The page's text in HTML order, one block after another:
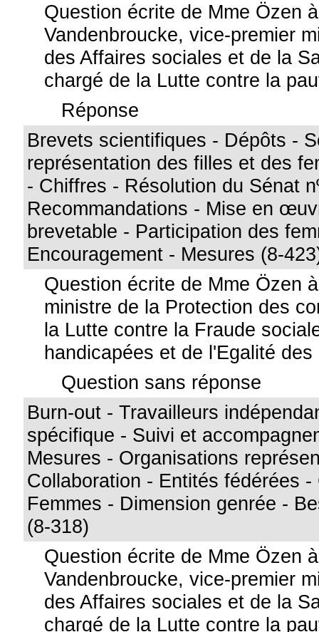
Question écrite de Mme Özen
Vandenbroucke, vice-premier
des Affaires sociales et de la
chargé de la Lutte contre la
Réponse
Brevets scientifiques - Dépôts -
représentation des filles et des
- Chiffres - Résolution du Sénat
Recommandations - Mise en
brevetable - Participation des
Encouragement - Mesures (8-
Question écrite de Mme Özen
ministre de la Protection des
la Lutte contre la Fraude
handicapées et de l'Egalité des
Question sans réponse
Burn-out - Travailleurs
spécifique - Suivi et
Mesures - Organisations
Collaboration - Entités fédérées
Femmes - Dimension genrée -
(8-318)
Question écrite de Mme Özen
Vandenbroucke, vice-premier
des Affaires sociales et de la
chargé de la Lutte contre la